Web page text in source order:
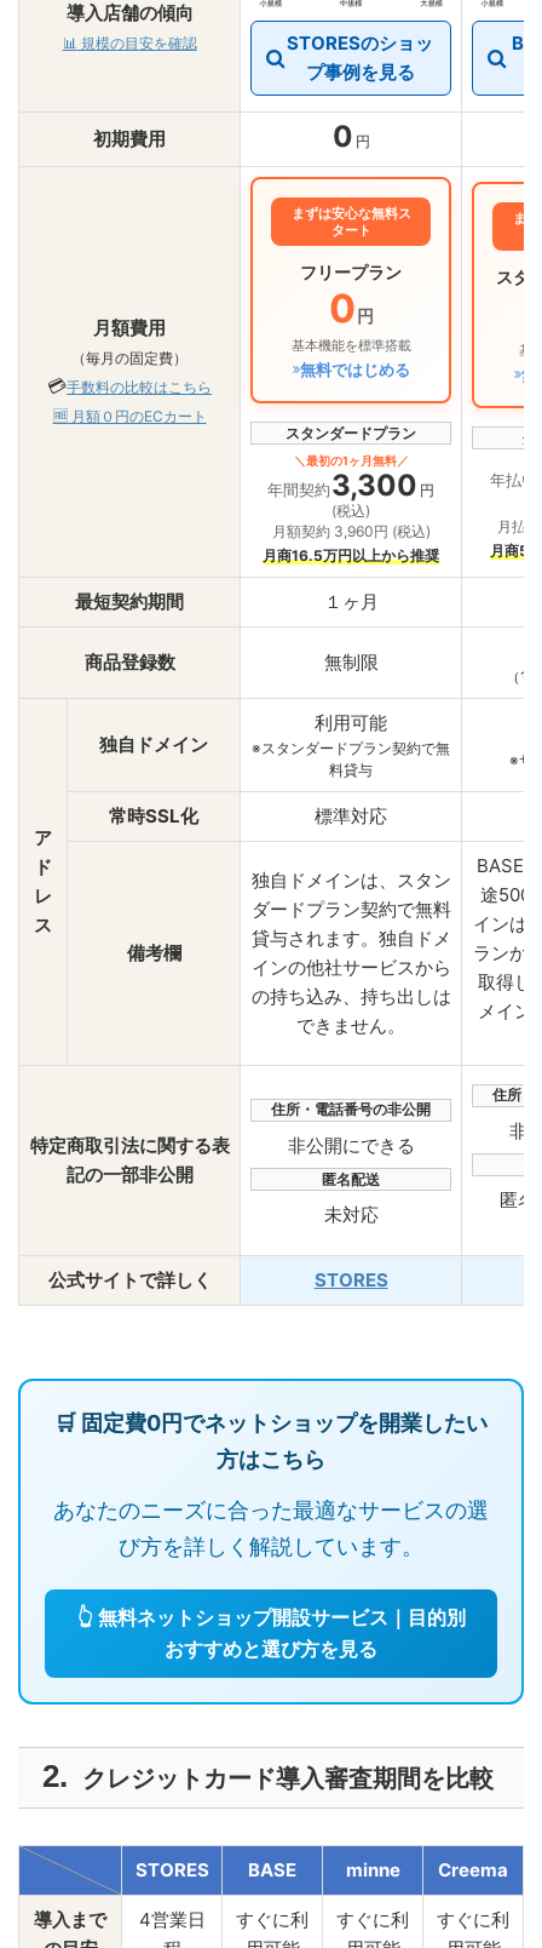
導入店舗の傾向
📊 規模の目安を確認
STORESのショッ
プ事例を見る
初期費用 0 円
月額費用
（毎月の固定費）
💳手数料の比較はこちら
🆓 月額０円のECカート
まずは安心な無料ス
タート
フリープラン
0円
基本機能を標準搭載
無料ではじめる
スタンダードプラン
＼最初の1ヶ月無料／
年間契約 3,300 円
(税込)
月額契約 3,960円 (税込)
月商16.5万円以上から推奨
ま
スタ
基
無
グ
年払い
月払
月商50
最短契約期間 １ヶ月
商品登録数 無制限
（1
ア
ド
レ
ス
独自ドメイン
利用可能
※スタンダードプラン契約で無
料貸与
※サ
常時SSL化 標準対応
備考欄
独自ドメインは、スタン
ダードプラン契約で無料
貸与されます。独自ドメ
インの他社サービスから
の持ち込み、持ち出しは
できません。
BASE
途500
インは
ランか
取得し
メイン
特定商取引法に関する表
記の一部非公開
住所・電話番号の非公開
非公開にできる
匿名配送
未対応
住所・
非
匿名
公式サイトで詳しく STORES
🛒 固定費0円でネットショップを開業したい
方はこちら
あなたのニーズに合った最適なサービスの選
び方を詳しく解説しています。
👆 無料ネットショップ開設サービス｜目的別
おすすめと選び方を見る
クレジットカード導入審査期間を比較
STORES BASE minne Creema
導入まで
4営業日
すぐに利
すぐに利
すぐに利